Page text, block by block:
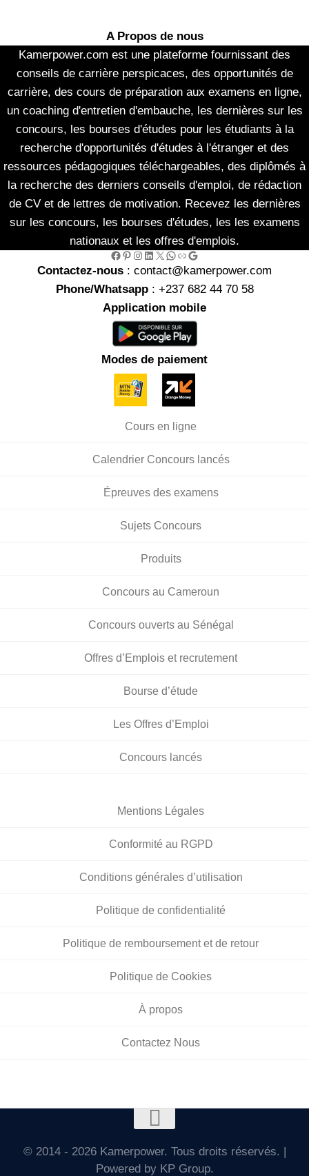
A Propos de nous
Kamerpower.com est une plateforme fournissant des
conseils de carrière perspicaces, des opportunités de
carrière, des cours de préparation aux examens en ligne,
un coaching d'entretien d'embauche, les dernières sur les
concours, les bourses d'études pour les étudiants à la
recherche d'opportunités d'études à l'étranger et des
ressources pédagogiques téléchargeables, des diplômés à
la recherche des derniers conseils d'emploi, de rédaction
de CV et de lettres de motivation. Recevez les dernières
sur les concours, les bourses d'études, les les examens
nationaux et les offres d'emplois.
Facebook Pinterest Instagram LinkedIn X WhatsApp Link Google
Contactez-nous : contact@kamerpower.com
Phone/Whatsapp: +237 682 44 70 58
Application mobile
Modes de paiement
Cours en ligne
Calendrier Concours lancés
Épreuves des examens
Sujets Concours
Produits
Concours au Cameroun
Concours ouverts au Sénégal
Offres d’Emplois et recrutement
Bourse d’étude
Les Offres d’Emploi
Concours lancés
Mentions Légales
Conformité au RGPD
Conditions générales d’utilisation
Politique de confidentialité
Politique de remboursement et de retour
Politique de Cookies
À propos
Contactez Nous
© 2014 - 2026 Kamerpower. Tous droits réservés. |
Powered by KP Group.